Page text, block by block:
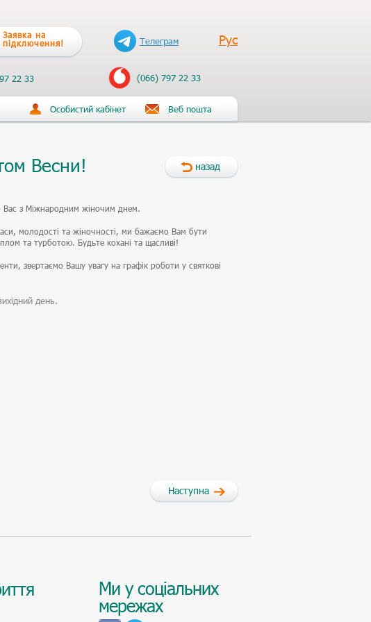
Заявка на
підключення!
Телеграм Рус
22 33 (066) 797 22 33
Особистий кабінет Веб пошта
Весни! назад
Вас з Міжнародним жіночим днем.
молодості та жіночності, ми бажаємо Вам бути
та турботою. Будьте кохані та щасливі!
звертаємо Вашу увагу на графік роботи у святкові
день.
Наступна
Ми у соціальних
мережах